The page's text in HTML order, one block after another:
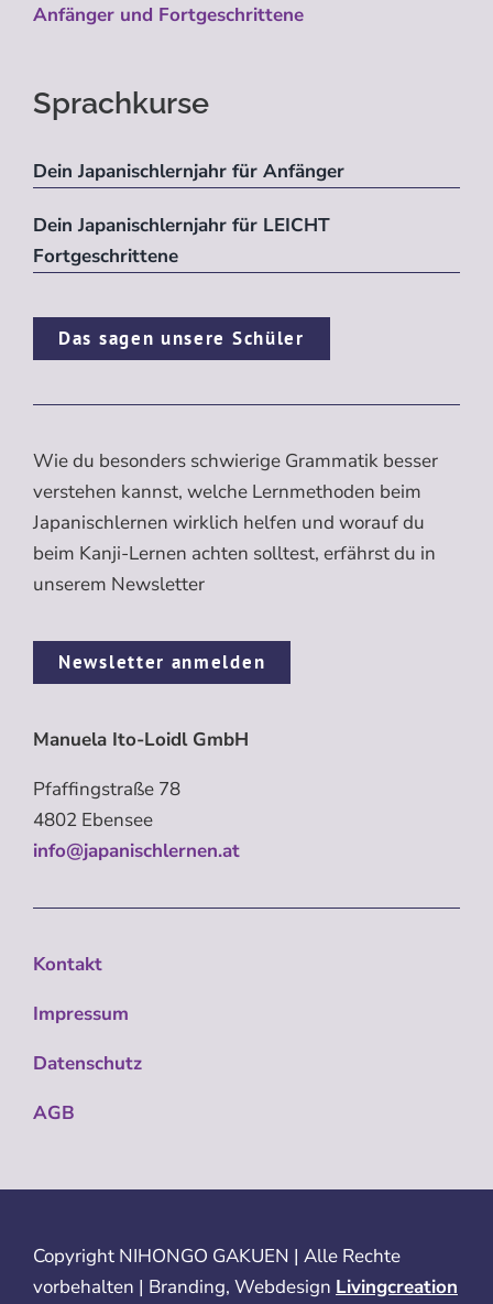
Anfänger und Fortgeschrittene
Sprachkurse
Dein Japanischlernjahr für Anfänger
Dein Japanischlernjahr für LEICHT
Fortgeschrittene
Das sagen unsere Schüler
Wie du besonders schwierige Grammatik besser
verstehen kannst, welche Lernmethoden beim
Japanischlernen wirklich helfen und worauf du
beim Kanji-Lernen achten solltest, erfährst du in
unserem Newsletter
Newsletter anmelden
Manuela Ito-Loidl GmbH
Pfaffingstraße 78
4802 Ebensee
info@japanischlernen.at
Kontakt
Impressum
Datenschutz
AGB
Copyright NIHONGO GAKUEN | Alle Rechte
vorbehalten | Branding, Webdesign Livingcreation